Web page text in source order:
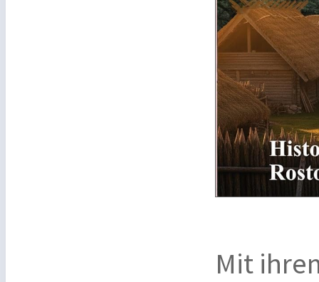
Mit